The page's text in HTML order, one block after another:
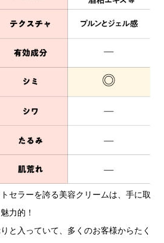
セラーを誇る美容クリームは、手に取
力的！
と入っていて、多くのお客様からたく